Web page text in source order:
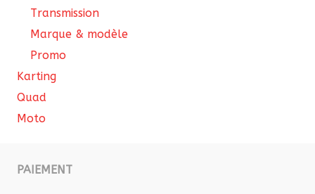
Transmission
Marque & modèle
Promo
Karting
Quad
Moto
PAIEMENT